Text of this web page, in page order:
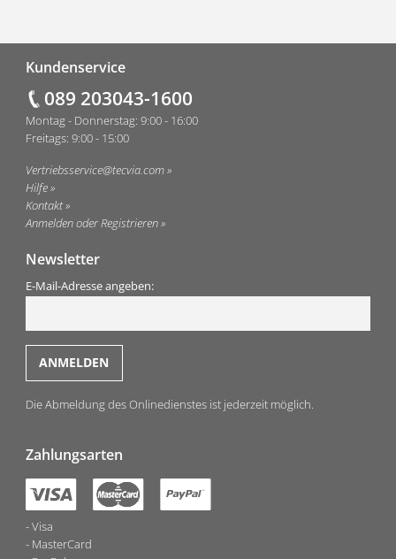
Kundenservice
089 203043-1600
Montag - Donnerstag: 9:00 - 16:00
Freitags: 9:00 - 15:00
Vertriebsservice@tecvia.com
Hilfe
Kontakt
Anmelden oder Registrieren
Newsletter
E-Mail-Adresse angeben:
Die Abmeldung des Onlinedienstes ist jederzeit möglich.
Zahlungsarten
Visa
MasterCard